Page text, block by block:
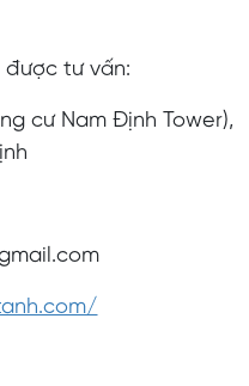
được tư vấn:
cư Nam Định Tower),